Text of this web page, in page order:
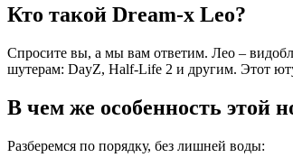
Кто такой Dream-x Leo?
Спросите вы, а мы вам ответим. Лео –
шутерам: DayZ, Half-Life 2 и другим. Этот
В чем же особенность этой
Разберемся по порядку, без лишней воды: